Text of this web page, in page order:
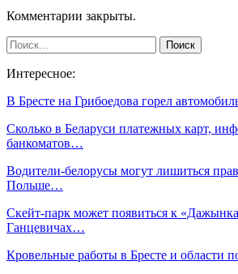
Комментарии закрыты.
Интересное:
В Бресте на Грибоедова горел
Сколько в Беларуси платежных карт,
банкоматов…
Водители-белорусы могут лишиться
Польше…
Скейт-парк может появиться к
Ганцевичах…
Кровельные работы в Бресте и области